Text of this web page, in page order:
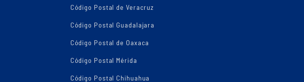
Código Postal de Veracruz
Código Postal Guadalajara
Código Postal de Oaxaca
Código Postal Mérida
Código Postal Chihuahua